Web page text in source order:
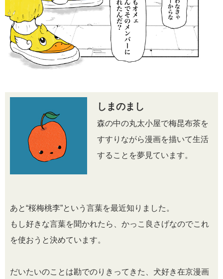
しまのまし
森の中の丸太小屋で梅昆布茶を
すすりながら漫画を描いて生活
することを夢見ています。
あと“桜梅桃李”という言葉を最近知りました。
もし好きな言葉を聞かれたら、かっこ良さげなのでこれ
を使おうと決めています。
だいたいのことは勘でのりきってきた、犬好き在京漫画